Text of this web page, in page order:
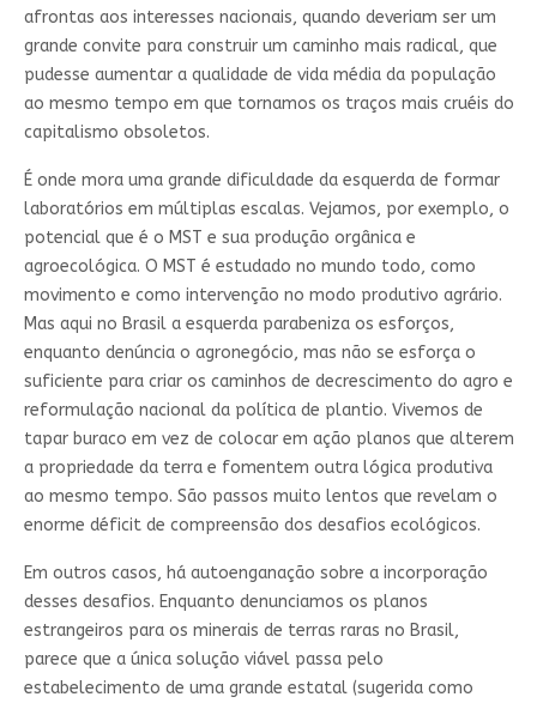
afrontas aos interesses nacionais, quando deveriam ser um
grande convite para construir um caminho mais radical, que
pudesse aumentar a qualidade de vida média da população
ao mesmo tempo em que tornamos os traços mais cruéis do
capitalismo obsoletos.
É onde mora uma grande dificuldade da esquerda de formar
laboratórios em múltiplas escalas. Vejamos, por exemplo, o
potencial que é o MST e sua produção orgânica e
agroecológica. O MST é estudado no mundo todo, como
movimento e como intervenção no modo produtivo agrário.
Mas aqui no Brasil a esquerda parabeniza os esforços,
enquanto denúncia o agronegócio, mas não se esforça o
suficiente para criar os caminhos de decrescimento do agro e
reformulação nacional da política de plantio. Vivemos de
tapar buraco em vez de colocar em ação planos que alterem
a propriedade da terra e fomentem outra lógica produtiva
ao mesmo tempo. São passos muito lentos que revelam o
enorme déficit de compreensão dos desafios ecológicos.
Em outros casos, há autoenganação sobre a incorporação
desses desafios. Enquanto denunciamos os planos
estrangeiros para os minerais de terras raras no Brasil,
parece que a única solução viável passa pelo
estabelecimento de uma grande estatal (sugerida como